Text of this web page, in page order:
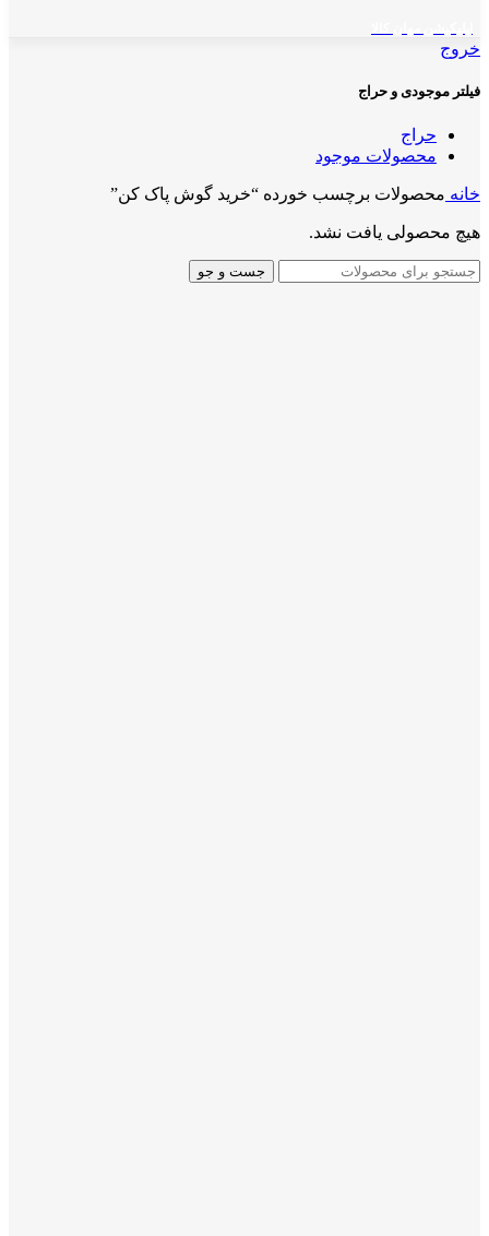
خروج
فیلتر موجودی و حراج
حراج
محصولات موجود
خانه محصولات برچسب خورده “خرید گوش پاک کن”
هیچ محصولی یافت نشد.
جست و جو